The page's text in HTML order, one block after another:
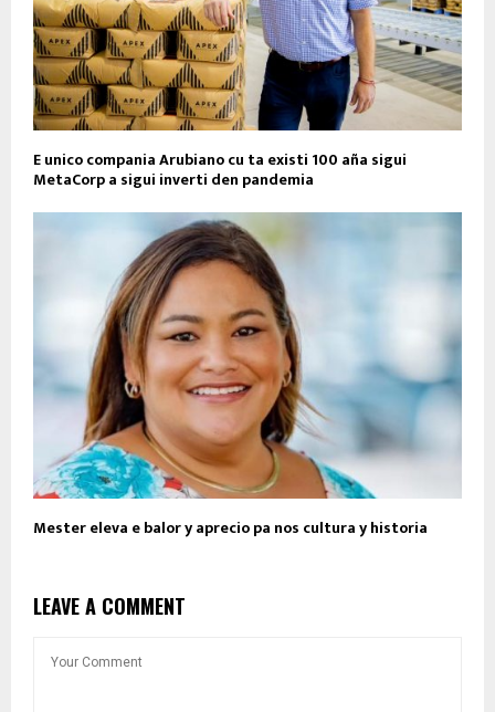
E unico compania Arubiano cu ta existi 100 aña sigui
MetaCorp a sigui inverti den pandemia
Mester eleva e balor y aprecio pa nos cultura y historia
LEAVE A COMMENT